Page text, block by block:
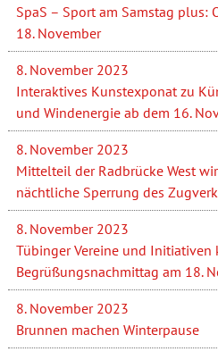
SpaS – Sport am Samstag plus:
18. November
8. November 2023
Interaktives Kunstexponat zu
und Windenergie ab dem 16.
8. November 2023
Mittelteil der Radbrücke West
nächtliche Sperrung des
8. November 2023
Tübinger Vereine und Initiativen
Begrüßungsnachmittag am 18.
8. November 2023
Brunnen machen Winterpause